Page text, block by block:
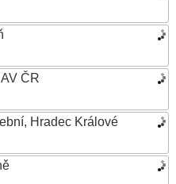
ČR
Hradec Králové